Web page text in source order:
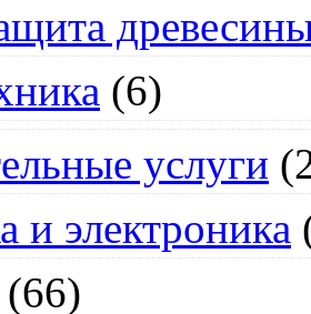
(6)
услуги
и электроника
(66)